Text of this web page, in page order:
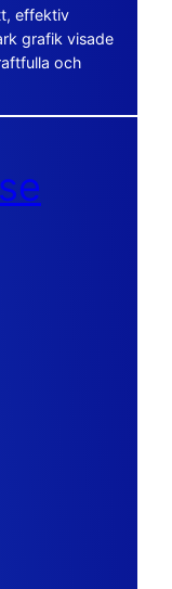
effektiv
grafik visade
och